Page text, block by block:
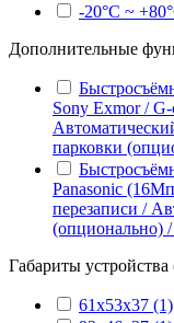
-20°С ~
Дополнительные
Sony Exmor /
парковки
Panasonic
перезаписи /
(опционально)
Габариты
61x53x37 (1)